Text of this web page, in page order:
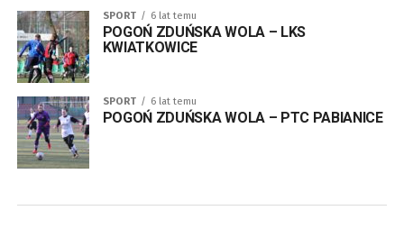
SPORT 6 lat temu
POGOŃ ZDUŃSKA WOLA – LKS
KWIATKOWICE
SPORT 6 lat temu
POGOŃ ZDUŃSKA WOLA – PTC PABIANICE